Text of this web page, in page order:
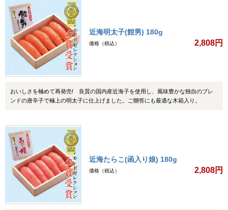
近海明太子(館男) 180g
価格（税込） 2,808円
おいしさを極めて再発売! 良質の国内産近海子を使用し、風味豊かな独自のブレ
ンドの唐辛子で極上の明太子に仕上げました。ご贈答にも最適な木箱入り。
近海たらこ(函入り娘) 180g
価格（税込） 2,808円